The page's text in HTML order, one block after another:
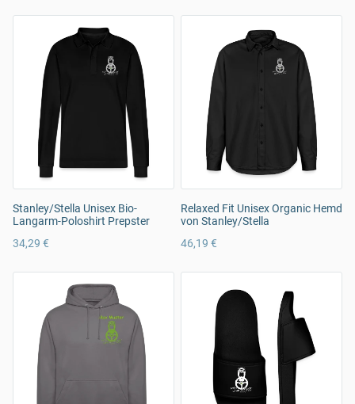
Stanley/Stella Unisex Bio-
Langarm-Poloshirt Prepster
34,29 €
Relaxed Fit Unisex Organic Hemd
von Stanley/Stella
46,19 €